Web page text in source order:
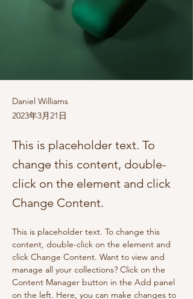
Daniel Williams
2023年3月21日
This is placeholder text. To
change this content, double-
click on the element and click
Change Content.
This is placeholder text. To change this
content, double-click on the element and
click Change Content. Want to view and
manage all your collections? Click on the
Content Manager button in the Add panel
on the left. Here, you can make changes to